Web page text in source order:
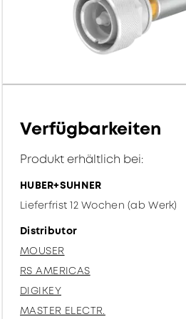
Verfügbarkeiten
Produkt erhältlich bei:
HUBER+SUHNER
Lieferfrist 12 Wochen (ab Werk)
Distributor
MOUSER
RS AMERICAS
DIGIKEY
MASTER ELECTR.